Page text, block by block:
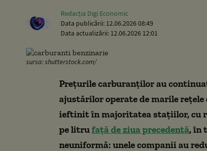
Redacția Digi Economic
Data publicării: 12.06.2026 08:49
Data actualizării: 12.06.2026 12:01
sursa: shutterstock.com/
Prețurile carburanților au
ajustărilor operate de marile
ieftinit în majoritatea stațiilor, cu
pe litrufață de ziua precedentă, în
neuniformă: unele companii au